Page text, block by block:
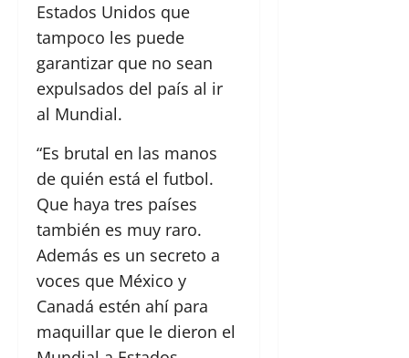
Estados Unidos que
tampoco les puede
garantizar que no sean
expulsados del país al ir
al Mundial.
“Es brutal en las manos
de quién está el futbol.
Que haya tres países
también es muy raro.
Además es un secreto a
voces que México y
Canadá estén ahí para
maquillar que le dieron el